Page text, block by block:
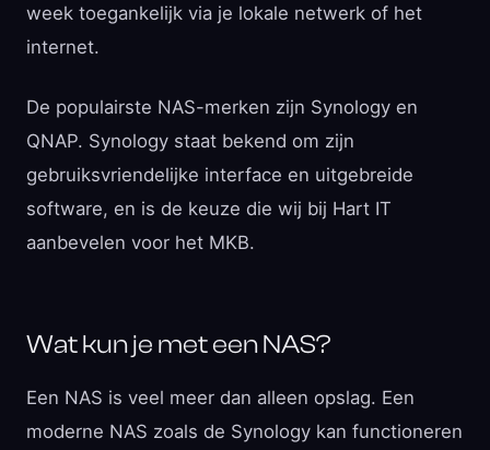
week toegankelijk via je lokale netwerk of het
internet.
De populairste NAS-merken zijn Synology en
QNAP. Synology staat bekend om zijn
gebruiksvriendelijke interface en uitgebreide
software, en is de keuze die wij bij Hart IT
aanbevelen voor het MKB.
Wat kun je met een NAS?
Een NAS is veel meer dan alleen opslag. Een
moderne NAS zoals de Synology kan functioneren